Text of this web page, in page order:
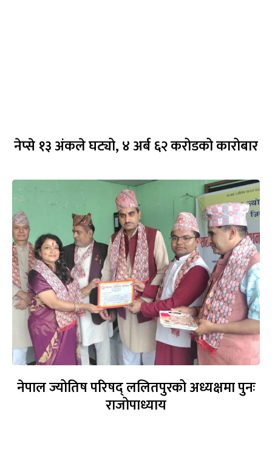
नेप्से १३ अंकले घट्यो, ४ अर्ब ६२ करोडको कारोबार
नेपाल ज्योतिष परिषद् ललितपुरको अध्यक्षमा पुनः
राजोपाध्याय